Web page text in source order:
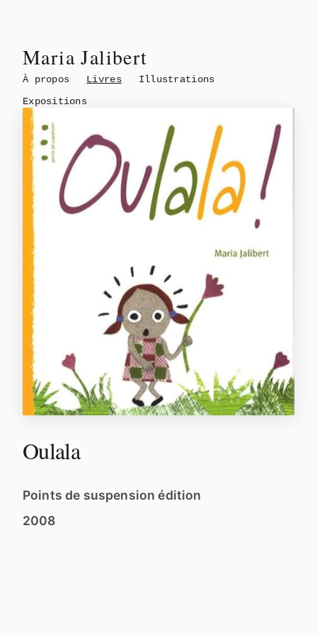
Maria Jalibert
À propos Livres Illustrations
Expositions
Oulala
Points de suspension édition
2008